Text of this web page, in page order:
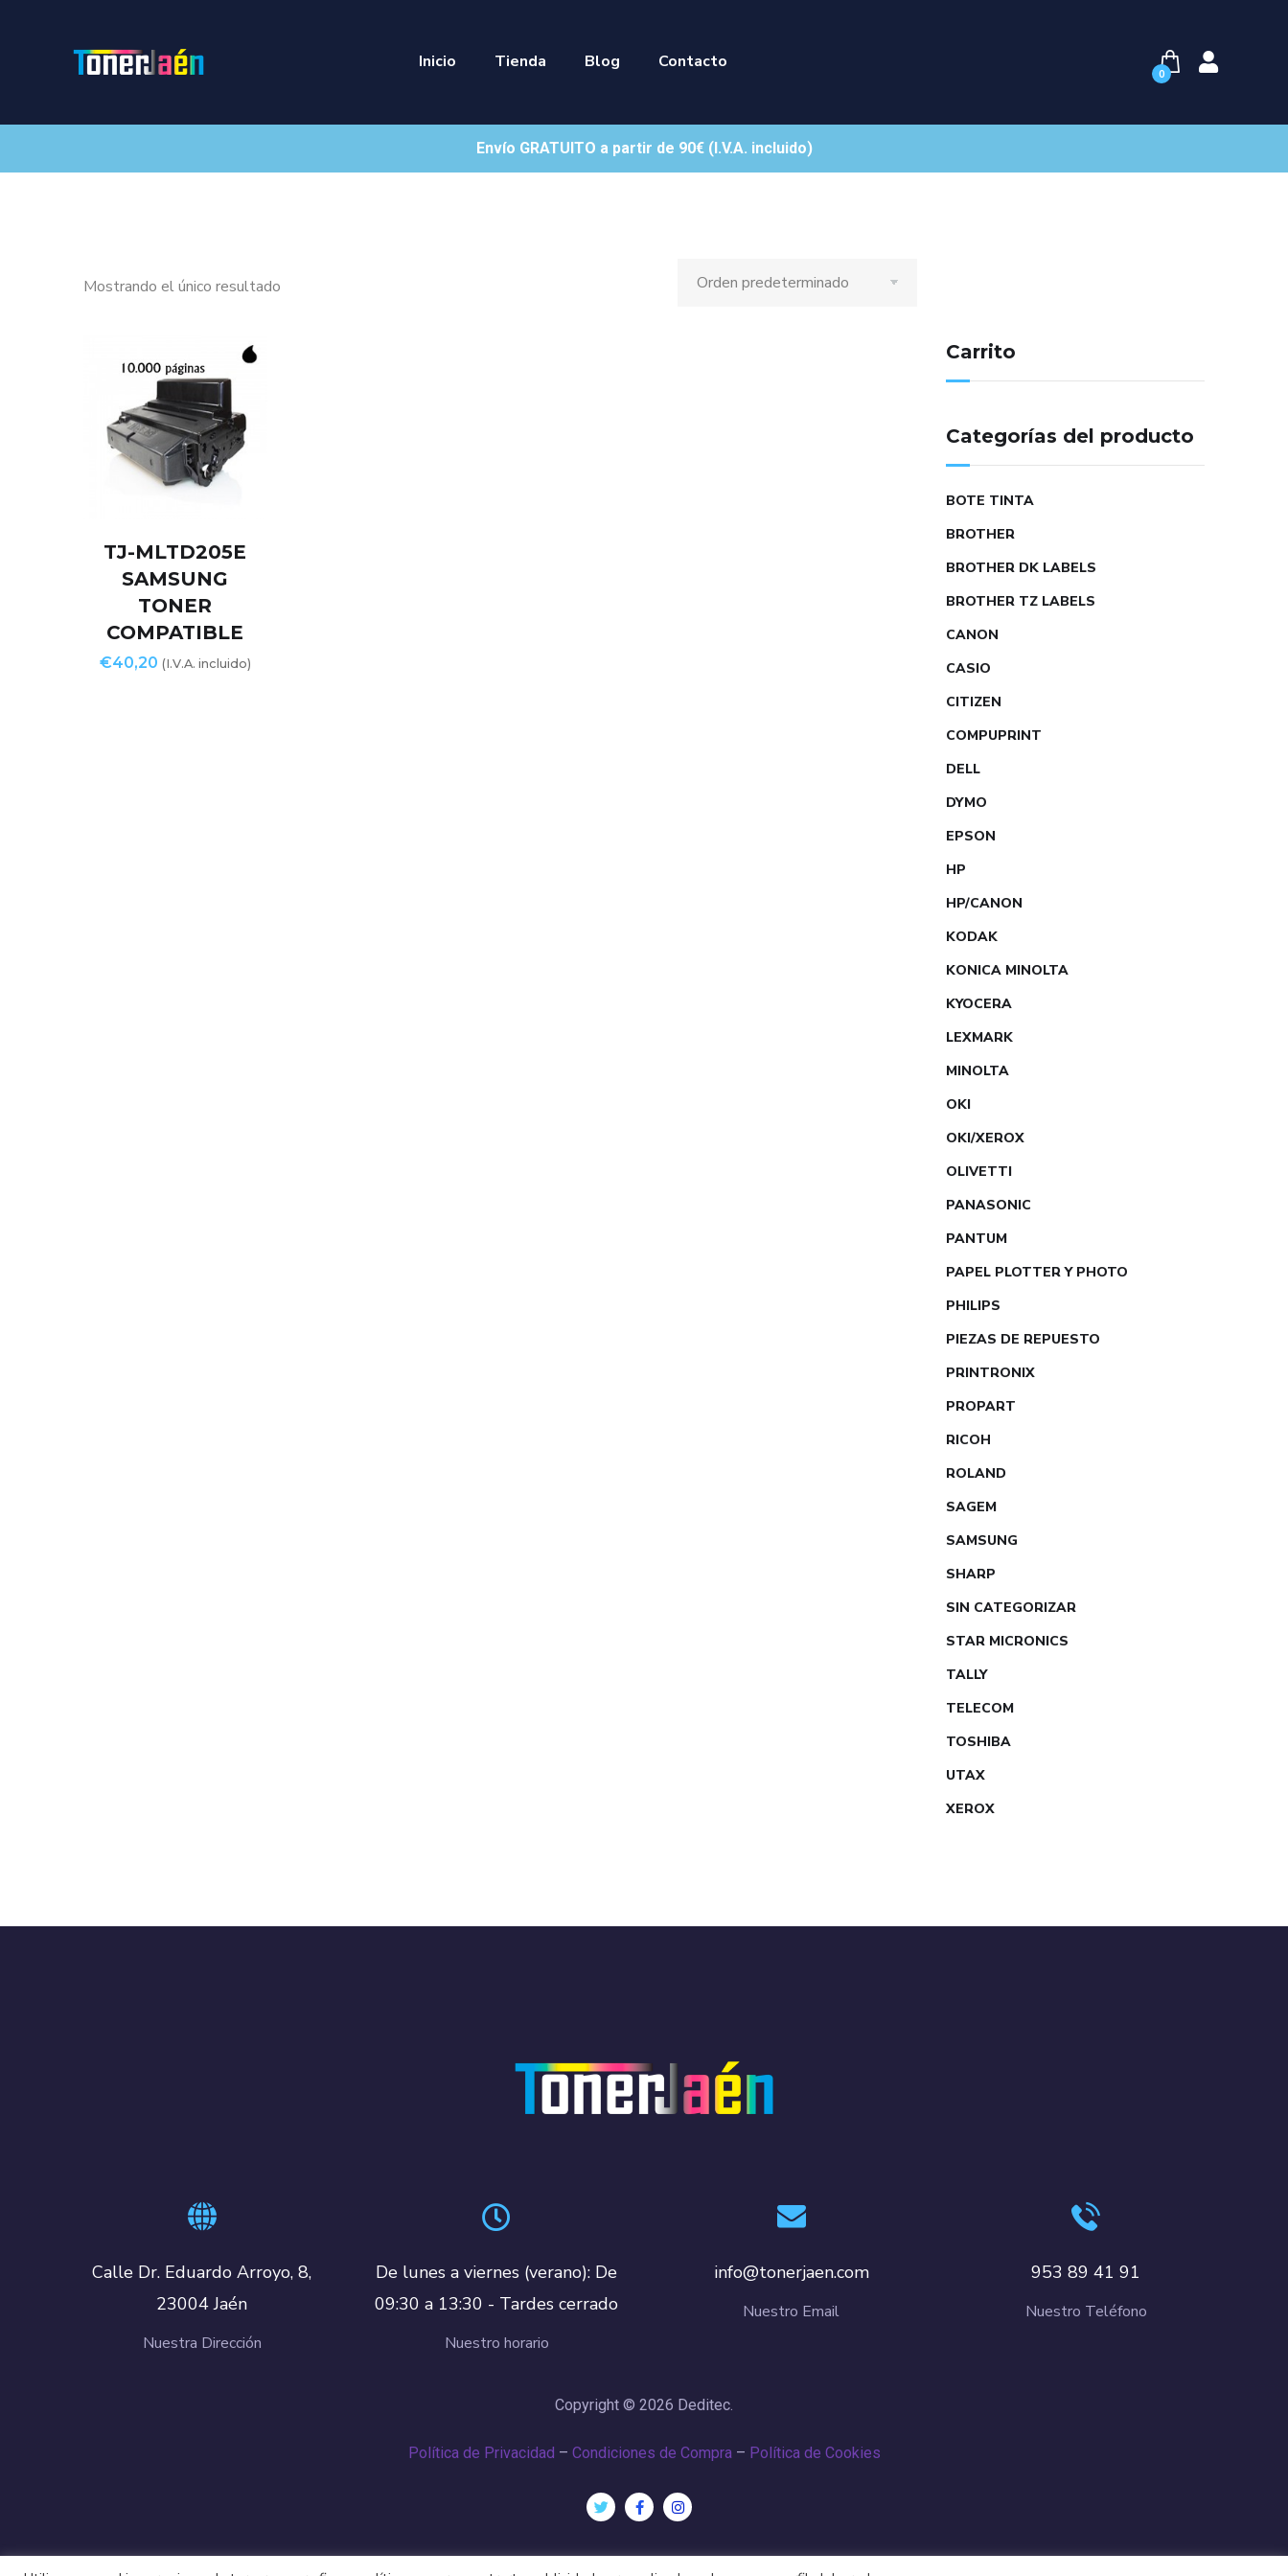
Inicio Tienda Blog Contacto
0
Envío GRATUITO a partir de 90€ (I.V.A. incluido)
Mostrando el único resultado
TJ-MLTD205E
SAMSUNG
TONER
COMPATIBLE
€40,20 (I.V.A. incluido)
Carrito
Categorías del producto
BOTE TINTA
BROTHER
BROTHER DK LABELS
BROTHER TZ LABELS
CANON
CASIO
CITIZEN
COMPUPRINT
DELL
DYMO
EPSON
HP
HP/CANON
KODAK
KONICA MINOLTA
KYOCERA
LEXMARK
MINOLTA
OKI
OKI/XEROX
OLIVETTI
PANASONIC
PANTUM
PAPEL PLOTTER Y PHOTO
PHILIPS
PIEZAS DE REPUESTO
PRINTRONIX
PROPART
RICOH
ROLAND
SAGEM
SAMSUNG
SHARP
SIN CATEGORIZAR
STAR MICRONICS
TALLY
TELECOM
TOSHIBA
UTAX
XEROX
Calle Dr. Eduardo Arroyo, 8,
23004 Jaén
Nuestra Dirección
De lunes a viernes (verano): De
09:30 a 13:30 - Tardes cerrado
Nuestro horario
info@tonerjaen.com
Nuestro Email
953 89 41 91
Nuestro Teléfono
Copyright © 2026 Deditec.
Política de Privacidad – Condiciones de Compra– Política de Cookies